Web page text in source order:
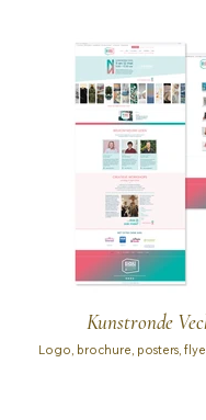
Kunstronde
Logo, brochure, posters,